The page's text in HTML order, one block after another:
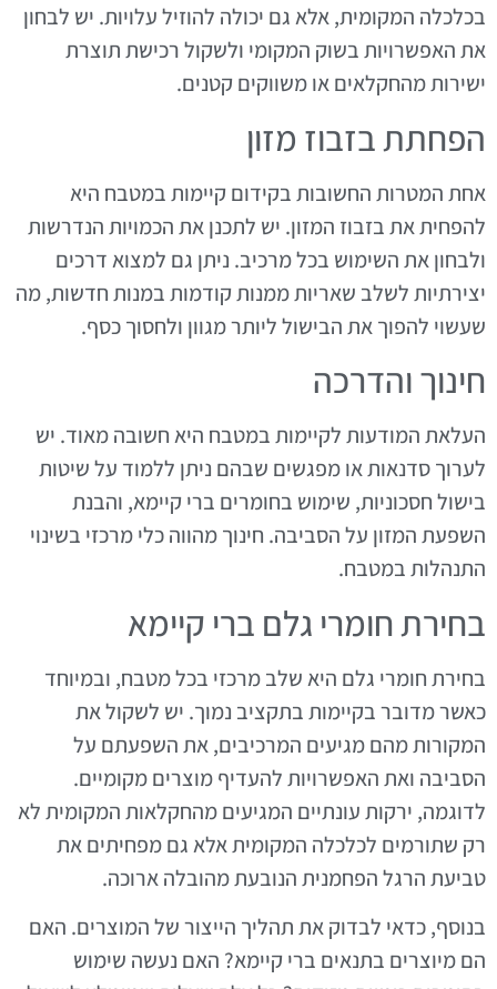
בכלכלה המקומית, אלא גם יכולה להוזיל עלויות. יש לבחון
את האפשרויות בשוק המקומי ולשקול רכישת תוצרת
ישירות מהחקלאים או משווקים קטנים.
הפחתת בזבוז מזון
אחת המטרות החשובות בקידום קיימות במטבח היא
להפחית את בזבוז המזון. יש לתכנן את הכמויות הנדרשות
ולבחון את השימוש בכל מרכיב. ניתן גם למצוא דרכים
יצירתיות לשלב שאריות ממנות קודמות במנות חדשות, מה
שעשוי להפוך את הבישול ליותר מגוון ולחסוך כסף.
חינוך והדרכה
העלאת המודעות לקיימות במטבח היא חשובה מאוד. יש
לערוך סדנאות או מפגשים שבהם ניתן ללמוד על שיטות
בישול חסכוניות, שימוש בחומרים ברי קיימא, והבנת
השפעת המזון על הסביבה. חינוך מהווה כלי מרכזי בשינוי
התנהלות במטבח.
בחירת חומרי גלם ברי קיימא
בחירת חומרי גלם היא שלב מרכזי בכל מטבח, ובמיוחד
כאשר מדובר בקיימות בתקציב נמוך. יש לשקול את
המקורות מהם מגיעים המרכיבים, את השפעתם על
הסביבה ואת האפשרויות להעדיף מוצרים מקומיים.
לדוגמה, ירקות עונתיים המגיעים מהחקלאות המקומית לא
רק שתורמים לכלכלה המקומית אלא גם מפחיתים את
טביעת הרגל הפחמנית הנובעת מהובלה ארוכה.
בנוסף, כדאי לבדוק את תהליך הייצור של המוצרים. האם
הם מיוצרים בתנאים ברי קיימא? האם נעשה שימוש